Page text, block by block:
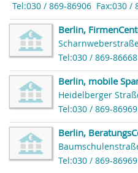
Tel:030 / 869-86906 Fax:030 /
Berlin,
Tel:030 / 869-86668
Berlin, mobile
Heidelberger
Tel:030 / 869-86969
Berlin,
Tel:030 / 869-86969